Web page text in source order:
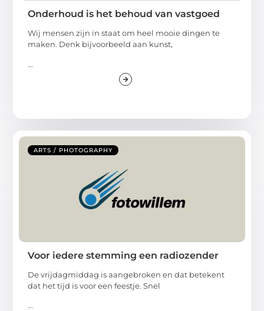
Onderhoud is het behoud van vastgoed
Wij mensen zijn in staat om heel mooie dingen te
maken. Denk bijvoorbeeld aan kunst,
...
ARTS / PHOTOGRAPHY
Voor iedere stemming een radiozender
De vrijdagmiddag is aangebroken en dat betekent
dat het tijd is voor een feestje. Snel
...